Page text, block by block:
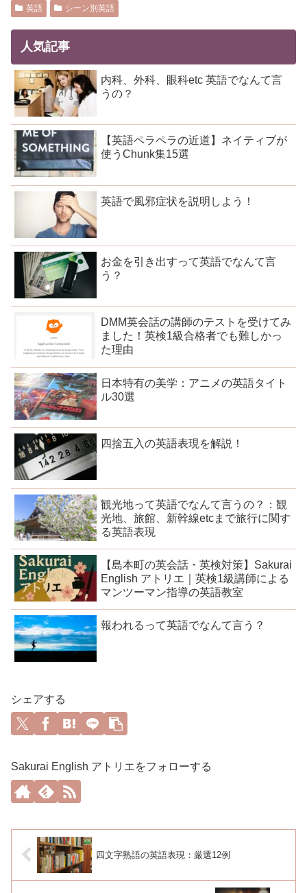
英語 シーン別英語
人気記事
内科、外科、眼科etc 英語でなんて言
うの？
【英語ペラペラの近道】ネイティブが
使うChunk集15選
英語で風邪症状を説明しよう！
お金を引き出すって英語でなんて言
う？
DMM英会話の講師のテストを受けてみ
ました！英検1級合格者でも難しかっ
た理由
日本特有の美学：アニメの英語タイト
ル30選
四捨五入の英語表現を解説！
観光地って英語でなんて言うの？：観
光地、旅館、新幹線etcまで旅行に関す
る英語表現
【島本町の英会話・英検対策】Sakurai
English アトリエ｜英検1級講師による
マンツーマン指導の英語教室
報われるって英語でなんて言う？
シェアする
Sakurai English アトリエをフォローする
四文字熟語の英語表現：厳選12例